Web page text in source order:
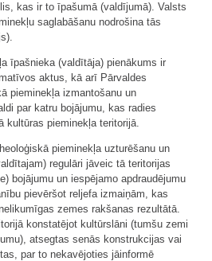
kas ir to īpašumā (valdījumā). Valsts
saglabāšanu nodrošina tās
īpašnieka (valdītāja) pienākums ir
aktus, kā arī Pārvaldes
pieminekļa izmantošanu un
par katru bojājumu, kas radies
kultūras pieminekļa teritorijā.
pieminekļa uzturēšanu un
regulāri jāveic tā teritorijas
bojājumu un iespējamo apdraudējumu
pievēršot reljefa izmaiņām, kas
zemes rakšanas rezultātā.
konstatējot kultūrslāni (tumšu zemi
atsegtas senās konstrukcijas vai
par to nekavējoties jāinformē